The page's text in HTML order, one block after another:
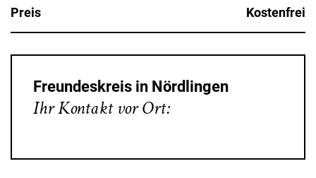
Preis Kostenfrei
Freundeskreis in Nördlingen
Ihr Kontakt vor Ort: